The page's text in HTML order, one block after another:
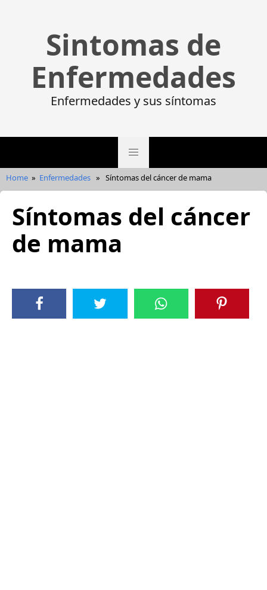
Sintomas de
Enfermedades
Enfermedades y sus síntomas
Home » Enfermedades » Síntomas del cáncer de mama
Síntomas del cáncer
de mama